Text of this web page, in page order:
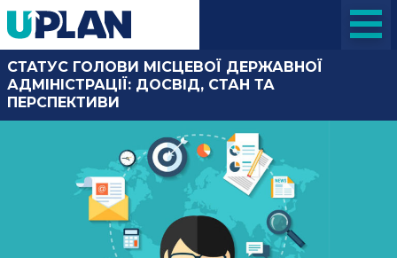
СТАТУС ГОЛОВИ МІСЦЕВОЇ ДЕРЖАВНОЇ
АДМІНІСТРАЦІЇ: ДОСВІД, СТАН ТА
ПЕРСПЕКТИВИ